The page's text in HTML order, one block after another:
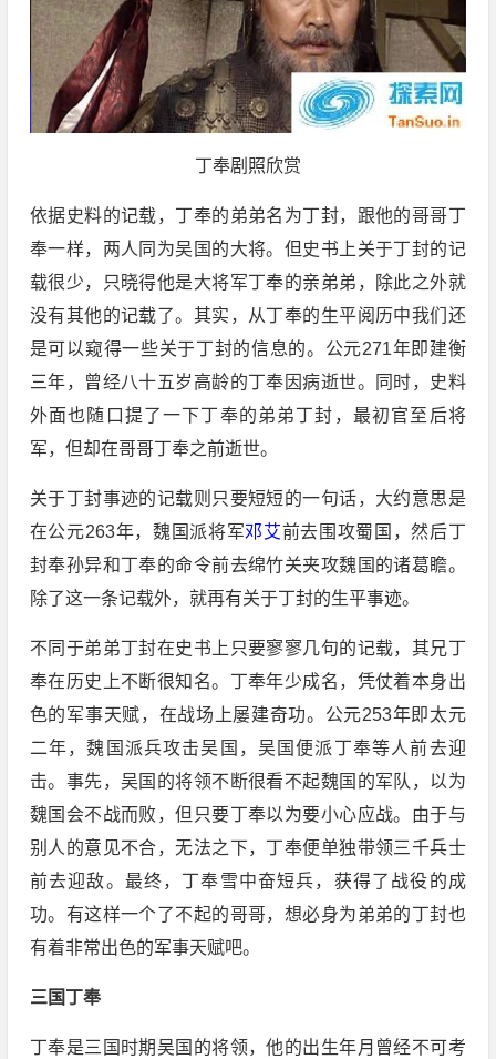
丁奉剧照欣赏
依据史料的记载，丁奉的弟弟名为丁封，跟他的哥哥丁
奉一样，两人同为吴国的大将。但史书上关于丁封的记
载很少，只晓得他是大将军丁奉的亲弟弟，除此之外就
没有其他的记载了。其实，从丁奉的生平阅历中我们还
是可以窥得一些关于丁封的信息的。公元271年即建衡
三年，曾经八十五岁高龄的丁奉因病逝世。同时，史料
外面也随口提了一下丁奉的弟弟丁封，最初官至后将
军，但却在哥哥丁奉之前逝世。
关于丁封事迹的记载则只要短短的一句话，大约意思是
在公元263年，魏国派将军邓艾前去围攻蜀国，然后丁
封奉孙异和丁奉的命令前去绵竹关夹攻魏国的诸葛瞻。
除了这一条记载外，就再有关于丁封的生平事迹。
不同于弟弟丁封在史书上只要寥寥几句的记载，其兄丁
奉在历史上不断很知名。丁奉年少成名，凭仗着本身出
色的军事天赋，在战场上屡建奇功。公元253年即太元
二年，魏国派兵攻击吴国，吴国便派丁奉等人前去迎
击。事先，吴国的将领不断很看不起魏国的军队，以为
魏国会不战而败，但只要丁奉以为要小心应战。由于与
别人的意见不合，无法之下，丁奉便单独带领三千兵士
前去迎敌。最终，丁奉雪中奋短兵，获得了战役的成
功。有这样一个了不起的哥哥，想必身为弟弟的丁封也
有着非常出色的军事天赋吧。
三国丁奉
丁奉是三国时期吴国的将领，他的出生年月曾经不可考